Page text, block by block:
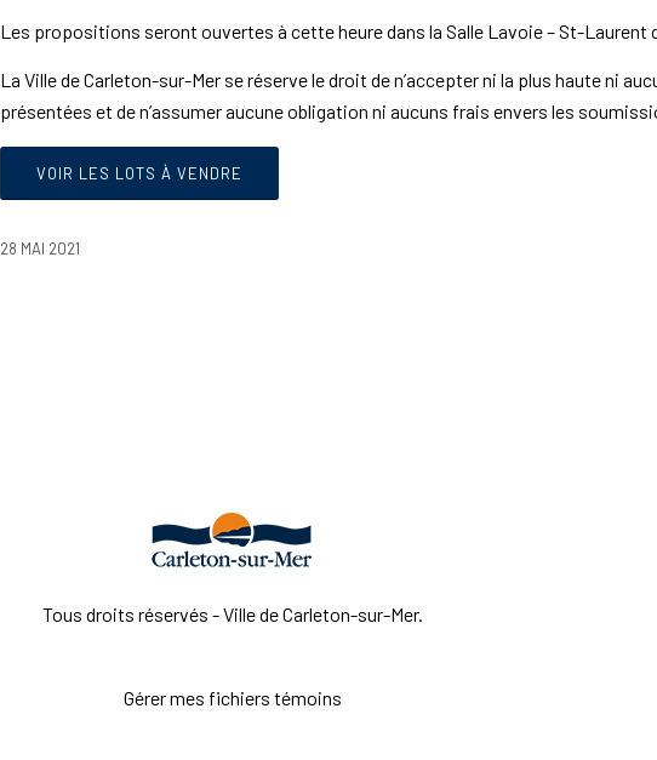
Les propositions seront ouvertes à cette heure dans la Salle Lavoie – St-Laurent
La Ville de Carleton-sur-Mer se réserve le droit de n’accepter ni la plus haute ni
présentées et de n’assumer aucune obligation ni aucuns frais envers les
VOIR LES LOTS À VENDRE
28 MAI 2021
Tous droits réservés - Ville de Carleton-sur-Mer.
Gérer mes fichiers témoins